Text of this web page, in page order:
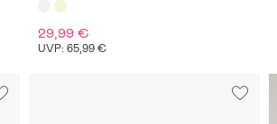
29,99 €
UVP: 65,99 €